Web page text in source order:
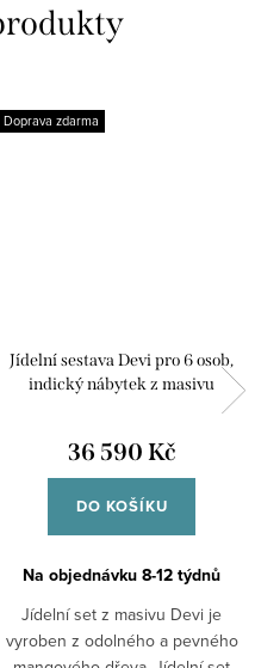
Doprava zdarma
Jídelní sestava Devi pro 6 osob,
indický nábytek z masivu
36 590 Kč
DO KOŠÍKU
Na objednávku 8-12 týdnů
Jídelní set z masivu Devi je
vyroben z odolného a pevného